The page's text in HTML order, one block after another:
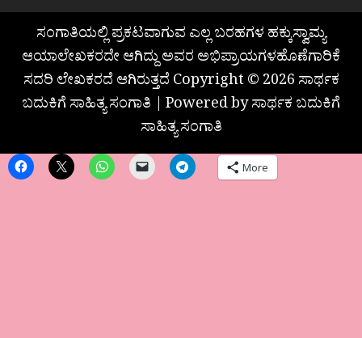
ಸಂಗಾತಿಯಲ್ಲಿ ಪ್ರಕಟವಾಗುವ ಎಲ್ಲ ಬರಹಗಳ ಹಕ್ಕುಸ್ವಾಮ್ಯ
ಆಯಾಲೇಖಕರದೇ ಆಗಿದ್ದು ಅವರ ಅಭಿಪ್ರಾಯಗಳಹೊಣೆಗಾರಿಕೆ
ಸದರಿ ಲೇಖಕರದೆ ಆಗಿರುತ್ತದೆ Copyright © 2026 ಸಾರ್ಥಕ
ಬದುಕಿಗೆ ಸಾಹಿತ್ಯ ಸಂಗಾತಿ | Powered by ಸಾರ್ಥಕ ಬದುಕಿಗೆ
ಸಾಹಿತ್ಯ ಸಂಗಾತಿ
More